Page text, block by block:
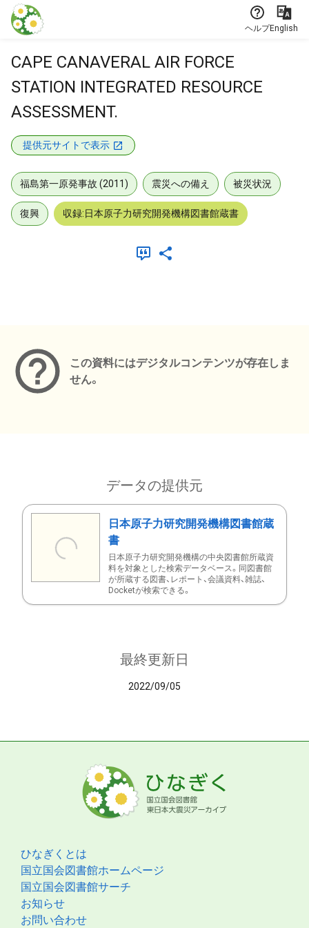
本文に飛ぶ
ヘルプEnglish
CAPE CANAVERAL AIR FORCE
STATION INTEGRATED RESOURCE
ASSESSMENT.
提供元サイトで表示
福島第一原発事故 (2011) 震災への備え 被災状況
復興 収録:日本原子力研究開発機構図書館蔵書
この資料にはデジタルコンテンツが存在しま
せん。
データの提供元
日本原子力研究開発機構図書館蔵
書
日本原子力研究開発機構の中央図書館所蔵資
料を対象とした検索データベース。同図書館
が所蔵する図書、レポート、会議資料、雑誌、
Docketが検索できる。
最終更新日
2022/09/05
ひなぎくとは
国立国会図書館ホームページ
国立国会図書館サーチ
お知らせ
お問い合わせ